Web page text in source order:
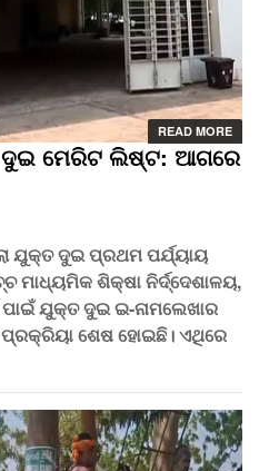
READ MORE
ଦୁଇ ମେରିଟ ଲିଷ୍ଟ: ଆଗରେ
ଯୁକ୍ତ ଦୁଇ ପ୍ରଥମ ପର୍ଯ୍ୟାୟ
ମାଧ୍ୟମିକ ଶିକ୍ଷା ନିର୍ଦ୍ଦେଶାଳୟ,
ଯୁକ୍ତ ଦୁଇ ଇ-ନାମଲେଖାର
ଶେଷ ହୋଇଛି। ଏଥିରେ